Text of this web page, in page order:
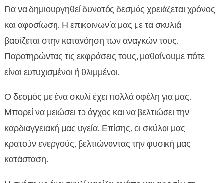
Για να δημιουργηθεί δυνατός δεσμός χρειάζεται χρόνος
και αφοσίωση. Η επικοινωνία μας με τα σκυλιά
βασίζεται στην κατανόηση των αναγκών τους.
Παρατηρώντας τις εκφράσεις τους, μαθαίνουμε πότε
είναι ευτυχισμένοι ή θλιμμένοι.
Ο δεσμός με ένα σκυλί έχει πολλά οφέλη για μας.
Μπορεί να μειώσει το άγχος και να βελτιώσει την
καρδιαγγειακή μας υγεία. Επίσης, οι σκύλοι μας
κρατούν ενεργούς, βελτιώνοντας την φυσική μας
κατάσταση.